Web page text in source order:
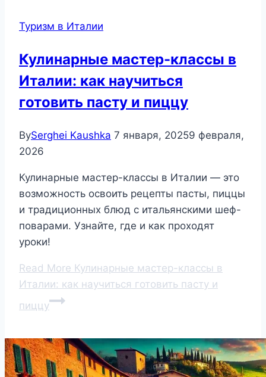
Туризм в Италии
Кулинарные мастер-классы в
Италии: как научиться
готовить пасту и пиццу
BySerghei Kaushka 7 января, 20259 февраля,
2026
Кулинарные мастер-классы в Италии — это
возможность освоить рецепты пасты, пиццы
и традиционных блюд с итальянскими шеф-
поварами. Узнайте, где и как проходят
уроки!
Read More Кулинарные мастер-классы в
Италии: как научиться готовить пасту и
пиццу